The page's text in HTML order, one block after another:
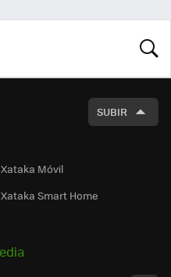
SUBIR
Xataka Móvil
Xataka Smart Home